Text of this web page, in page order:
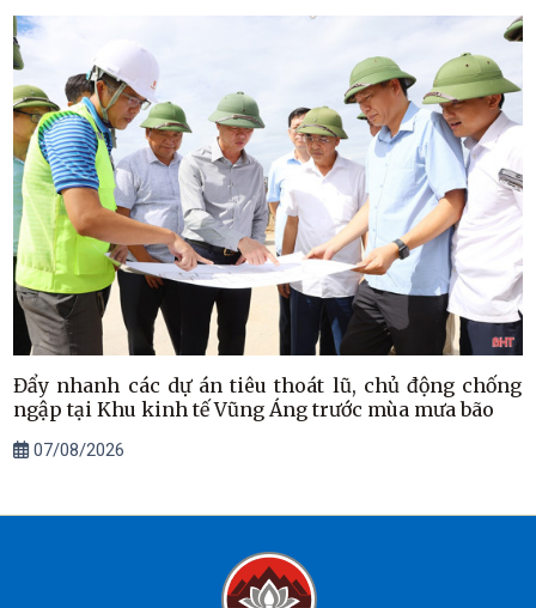
Đẩy nhanh các dự án tiêu thoát lũ, chủ động chống
ngập tại Khu kinh tế Vũng Áng trước mùa mưa bão
07/08/2026